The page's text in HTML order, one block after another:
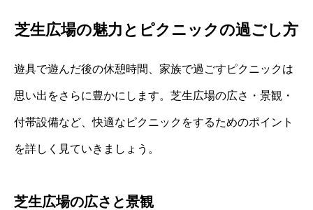
芝生広場の魅力とピクニックの過ごし方
遊具で遊んだ後の休憩時間、家族で過ごすピクニックは
思い出をさらに豊かにします。芝生広場の広さ・景観・
付帯設備など、快適なピクニックをするためのポイント
を詳しく見ていきましょう。
芝生広場の広さと景観